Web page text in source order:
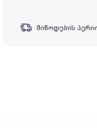
მიწოდების